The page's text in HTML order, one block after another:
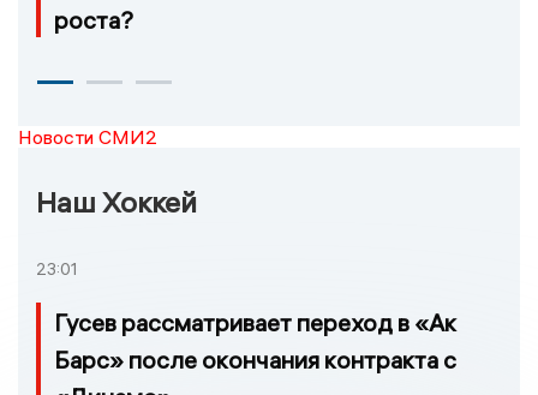
роста?
Новости СМИ2
Наш Хоккей
23:01
Гусев рассматривает переход в «Ак
Барс» после окончания контракта с